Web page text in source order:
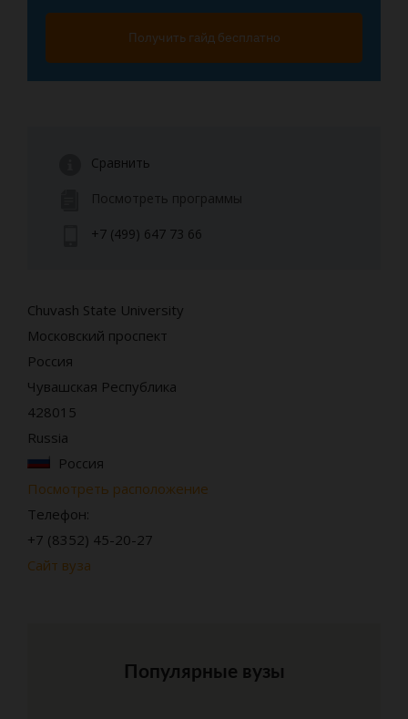
Получить гайд бесплатно
Сравнить
Посмотреть программы
+7 (499) 647 73 66
Chuvash State University
Московский проспект
Россия
Чувашская Республика
428015
Russia
Россия
Посмотреть расположение
Телефон:
+7 (8352) 45-20-27
Сайт вуза
Популярные вузы